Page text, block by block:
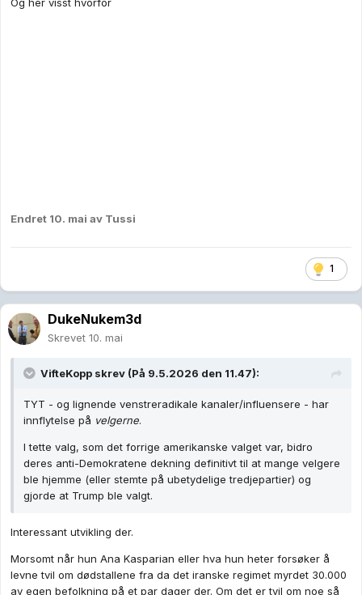
Og her visst hvorfor
Endret 10. mai av Tussi
1
DukeNukem3d
Skrevet 10. mai
VifteKopp skrev (På 9.5.2026 den 11.47):
TYT - og lignende venstreradikale kanaler/influensere - har
innflytelse på velgerne.
I tette valg, som det forrige amerikanske valget var, bidro
deres anti-Demokratene dekning definitivt til at mange velgere
ble hjemme (eller stemte på ubetydelige tredjepartier) og
gjorde at Trump ble valgt.
Interessant utvikling der.
Morsomt når hun Ana Kasparian eller hva hun heter forsøker å
levne tvil om dødstallene fra da det iranske regimet myrdet 30.000
av egen befolkning på et par dager der. Om det er tvil om noe så